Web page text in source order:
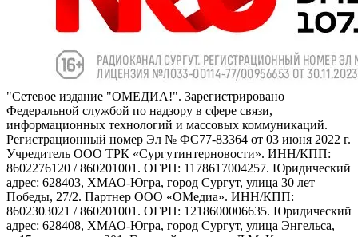
"Сетевое издание "ОМЕДИА!". Зарегистрировано
Федеральной службой по надзору в сфере связи,
информационных технологий и массовых коммуникаций.
Регистрационный номер Эл № ФС77-83364 от 03 июня 2022 г.
Учредитель ООО ТРК «Сургутинтерновости». ИНН/КПП:
8602276120 / 860201001. ОГРН: 1178617004257. Юридический
адрес: 628403, ХМАО-Югра, город Сургут, улица 30 лет
Победы, 27/2. Партнер ООО «ОМедиа». ИНН/КПП:
8602303021 / 860201001. ОГРН: 1218600006635. Юридический
адрес: 628408, ХМАО-Югра, город Сургут, улица Энгельса,